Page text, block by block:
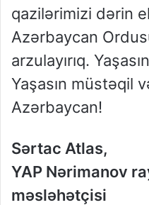
qazilərimizi dərin
Azərbaycan
arzulayırıq.
Yaşasın müstəqil
Azərbaycan!
Sərtac Atlas,
YAP Nərimanov
məsləhətçisi